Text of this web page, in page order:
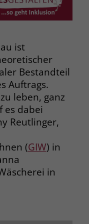
ist
Bestandteil
Auftrags.
leben, ganz
es dabei
Reutlinger,
(GIW) in
in
Benutzers bei
bei.
zu speichern.
Besuchen
werden.
dieses Cookie,
eines Benutzers